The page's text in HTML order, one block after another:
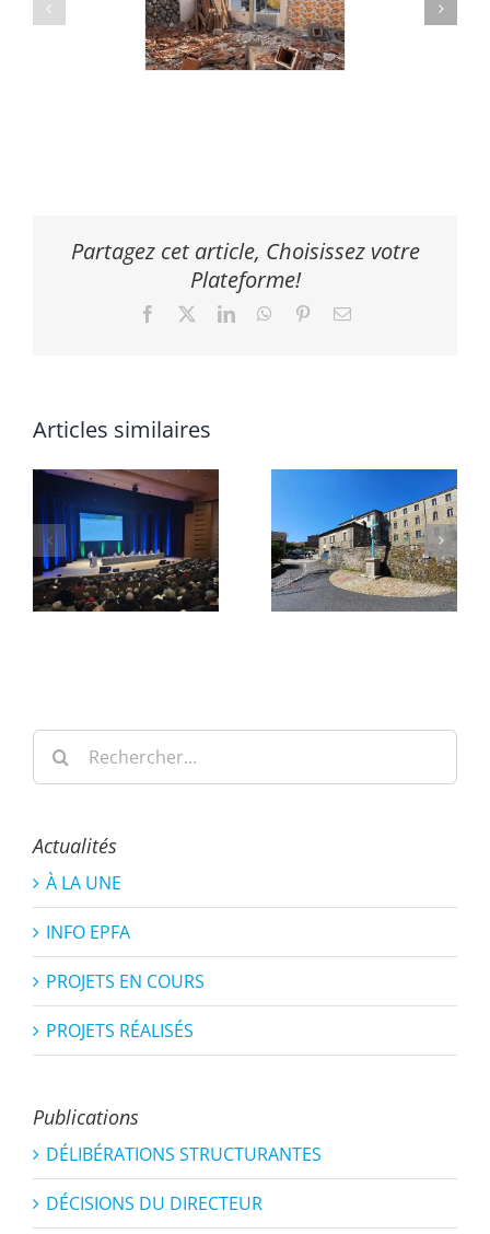
Partagez cet article, Choisissez votre
Plateforme!
Facebook LinkedInWhatsApp
PinterestEmail
Articles similaires
Rechercher:
Actualités
À LA UNE
INFO EPFA
PROJETS EN COURS
PROJETS RÉALISÉS
Publications
DÉLIBÉRATIONS STRUCTURANTES
DÉCISIONS DU DIRECTEUR